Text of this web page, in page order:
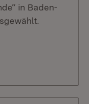
in Baden-